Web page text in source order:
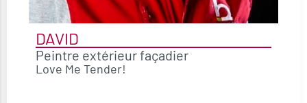
DAVID
Peintre extérieur façadier
Love Me Tender!